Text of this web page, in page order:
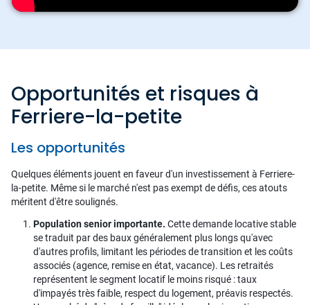
Opportunités et risques à
Ferriere-la-petite
Les opportunités
Quelques éléments jouent en faveur d'un investissement à Ferriere-
la-petite. Même si le marché n'est pas exempt de défis, ces atouts
méritent d'être soulignés.
Population senior importante. Cette demande locative stable
se traduit par des baux généralement plus longs qu'avec
d'autres profils, limitant les périodes de transition et les coûts
associés (agence, remise en état, vacance). Les retraités
représentent le segment locatif le moins risqué : taux
d'impayés très faible, respect du logement, préavis respectés.